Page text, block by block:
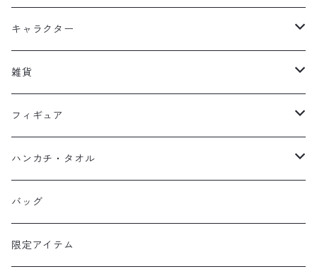
キッズ
フーディー
スウェット
大人
フーディー
スウェット
キャラクター
大空翼
岬太郎
若林源三
日向小次郎
カール・ハインツ・シュナイダー
雑貨
クッション
マグネット
缶バッジ
カーシェード
フィギュア
HKDSTOY
UDF
POP UP PARADE
ハンカチ・タオル
手ぬぐい
タオル
バッグ
限定アイテム